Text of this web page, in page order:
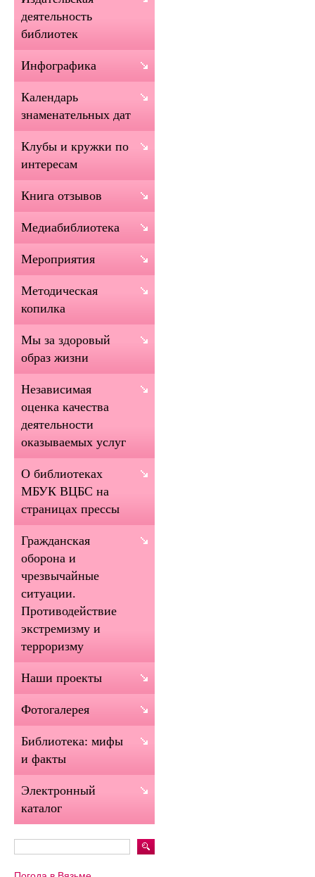
деятельность
библиотек
Инфографика
Календарь
знаменательных дат
Клубы и кружки по
интересам
Книга отзывов
Медиабиблиотека
Мероприятия
Методическая
копилка
Мы за здоровый
образ жизни
Независимая
оценка качества
деятельности
оказываемых услуг
О библиотеках
МБУК ВЦБС на
страницах прессы
Гражданская
оборона и
чрезвычайные
ситуации.
Противодействие
экстремизму и
терроризму
Наши проекты
Фотогалерея
Библиотека: мифы
и факты
Электронный
каталог